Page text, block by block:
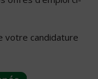
votre candidature